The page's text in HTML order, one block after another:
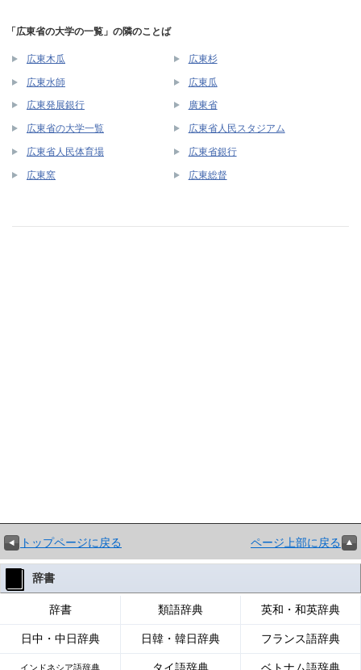
「広東省の大学の一覧」の隣のことば
広東木瓜 広東杉
広東水師 広東瓜
広東発展銀行 廣東省
広東省の大学一覧 広東省人民スタジアム
広東省人民体育場 広東省銀行
広東窯 広東総督
トップページに戻る ページ上部に戻る
辞書
辞書 類語辞典 英和・和英辞典
日中・中日辞典 日韓・韓日辞典 フランス語辞典
インドネシア語辞典